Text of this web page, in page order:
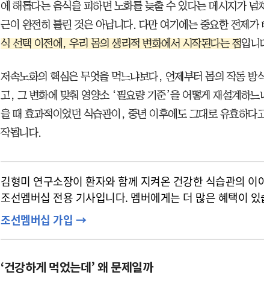
에 해롭다는 음식을 피하면 노화를 늦출 수 있다는 메시지가 넘
근이 완전히 틀린 것은 아닙니다. 다만 여기에는 중요한 전제가
식 선택 이전에, 우리 몸의 생리적 변화에서 시작된다는 점입니
저속노화의 핵심은 무엇을 먹느냐보다, 언제부터 몸의 작동 방
고, 그 변화에 맞춰 영양소 ‘필요량 기준’을 어떻게 재설계하느
을 때 효과적이었던 식습관이, 중년 이후에도 그대로 유효하다
작됩니다.
김형미 연구소장이 환자와 함께 지켜온 건강한 식습관의 이
조선멤버십 전용 기사입니다. 멤버에게는 더 많은 혜택이 있
조선멤버십 가입 →
‘건강하게 먹었는데’ 왜 문제일까